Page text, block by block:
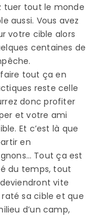
tuer tout le monde
aussi. Vous avez
votre cible alors
centaines de
faire tout ça en
reste celle
donc profiter
et votre ami
Et c’est là que
en
Tout ça est
du temps, tout
vite
sa cible et que
d’un camp,